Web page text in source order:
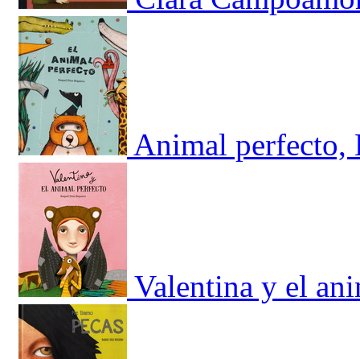
Animal perfecto,
Valentina y el